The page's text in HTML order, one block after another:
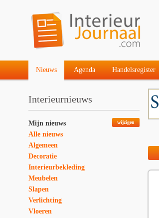
Nieuws Agenda Handelsregister
Interieurnieuws
wijzigen
Mijn nieuws
Alle nieuws
Algemeen
Decoratie
Interieurbekleding
Meubelen
Slapen
Verlichting
Vloeren